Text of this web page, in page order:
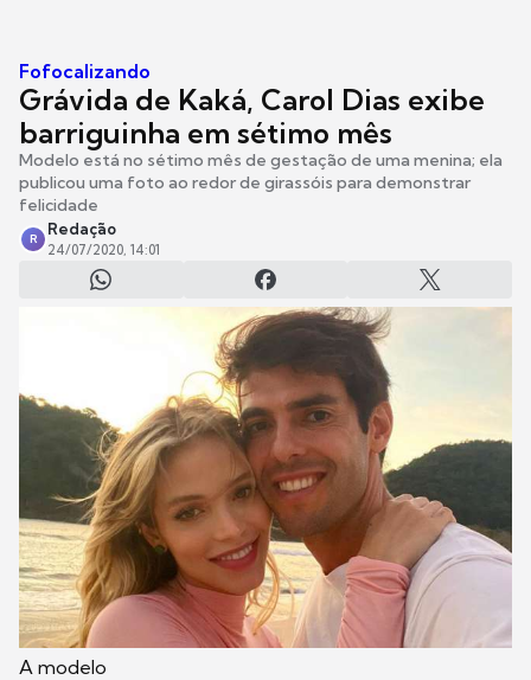
Fofocalizando
Grávida de Kaká, Carol Dias exibe
barriguinha em sétimo mês
Modelo está no sétimo mês de gestação de uma menina; ela
publicou uma foto ao redor de girassóis para demonstrar
felicidade
R
Redação
24/07/2020, 14:01
A modelo